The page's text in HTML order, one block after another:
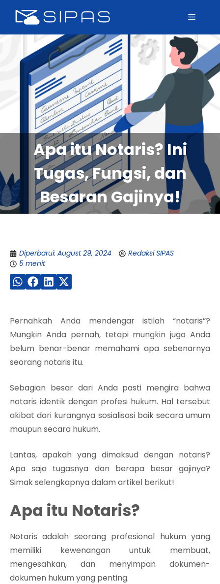
Apa itu Notaris? Ini
Tugas, Fungsi, dan
Besaran Gajinya!
Diperbarui: August 29, 2024
Redaksi SIPAS
5 menit
Pernahkah Anda mendengar istilah “notaris”?
Mungkin Anda pernah, tetapi mungkin juga Anda
belum benar-benar memahami apa sebenarnya
seorang notaris itu.
Sebagian besar dari Anda pasti mengira bahwa
notaris identik dengan profesi hukum. Hal tersebut
akibat dari kurangnya sosialisasi baik secara umum
maupun secara hukum.
Lantas, apakah yang dimaksud dengan notaris?
Apa saja tugasnya dan berapa besar gajinya?
Simak selengkapnya dalam artikel berikut!
Apa itu Notaris?
Notaris adalah seorang profesional hukum yang
memiliki kewenangan untuk membuat,
mengesahkan, dan menyimpan dokumen-
dokumen hukum yang penting.